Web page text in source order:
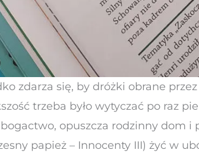
zdarza się, by dróżki obrane
trzeba było wytyczać po raz
bogactwo, opuszcza rodzinny dom
papież – Innocenty III) żyć w